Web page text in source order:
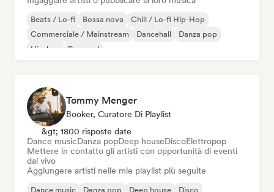
Beats / Lo-fi Bossa nova
Chill / Lo-fi Hip-Hop
Commerciale / Mainstream
Dancehall
Danza pop
Hip-hop
Pop soul
Tommy Menger
Booker, Curatore Di Playlist
&gt; 1800 risposte date
Dance musicDanza popDeep houseDiscoElettropop
Mettere in contatto gli artisti con opportunità di eventi
dal vivo
Aggiungere artisti nelle mie playlist più seguite
Dance music Danza pop Deep house
Disco